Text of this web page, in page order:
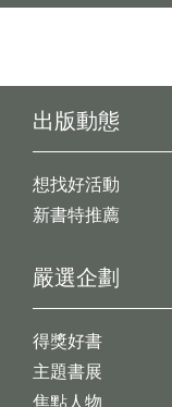
出版動態
想找好活動
新書特推薦
嚴選企劃
得獎好書
主題書展
焦點人物